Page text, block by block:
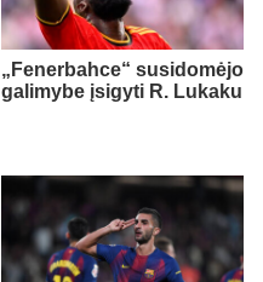
„Fenerbahce“ susidomėjo
galimybe įsigyti R. Lukaku